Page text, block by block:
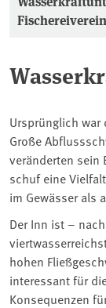
Ursprünglich war
Große
veränderten sein
schuf eine
im Gewässer als
Der Inn ist –
hohen
interessant für
Konsequenzen